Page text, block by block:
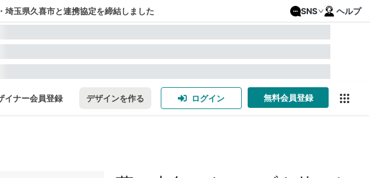
玉県久喜市と連携協定を締結しました SNS ヘルプ
イナー会員登録 デザインを作る ログイン 無料会員登録